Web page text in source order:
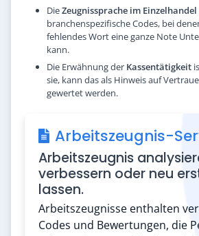
DieZeugnissprache im Einzelhandel
branchenspezifische Codes, bei
fehlendes Wort eine ganze Note
kann.
Die Erwähnung der Kassentätigkeit
sie, kann das als Hinweis auf
gewertet werden.
Arbeitszeugnis-
Arbeitszeugnis
verbessern oder neu
lassen.
Arbeitszeugnisse enthalten
Codes und Bewertungen, die